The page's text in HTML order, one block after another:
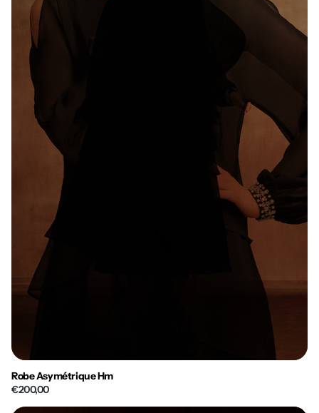
Robe Asymétrique Hm
€200,00